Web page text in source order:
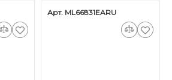
Арт. ML66831EARU